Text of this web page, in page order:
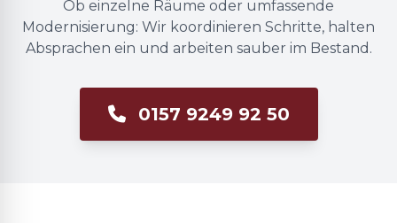
Ob einzelne Räume oder umfassende
Modernisierung: Wir koordinieren Schritte, halten
Absprachen ein und arbeiten sauber im Bestand.
0157 9249 92 50